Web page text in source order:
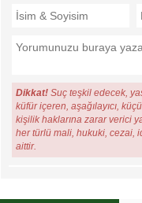
Dikkat! Suç teşkil edecek,
küfür içeren, aşağılayıcı,
kişilik haklarına zarar verici
her türlü mali, hukuki, cezai,
aittir.